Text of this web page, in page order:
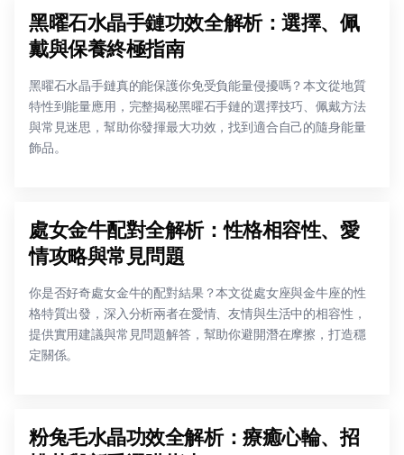
黑曜石水晶手鏈功效全解析：選擇、佩
戴與保養終極指南
黑曜石水晶手鏈真的能保護你免受負能量侵擾嗎？本文從地質
特性到能量應用，完整揭秘黑曜石手鏈的選擇技巧、佩戴方法
與常見迷思，幫助你發揮最大功效，找到適合自己的隨身能量
飾品。
處女金牛配對全解析：性格相容性、愛
情攻略與常見問題
你是否好奇處女金牛的配對結果？本文從處女座與金牛座的性
格特質出發，深入分析兩者在愛情、友情與生活中的相容性，
提供實用建議與常見問題解答，幫助你避開潛在摩擦，打造穩
定關係。
粉兔毛水晶功效全解析：療癒心輪、招